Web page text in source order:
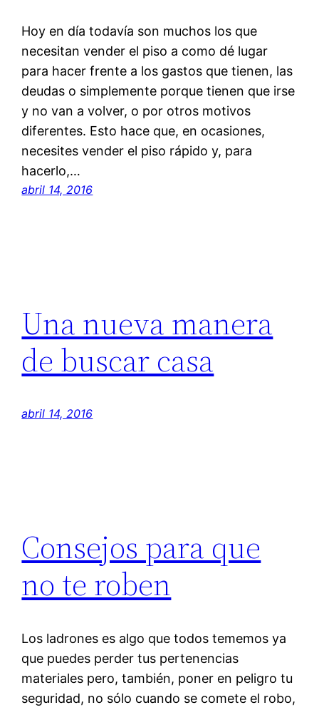
Hoy en día todavía son muchos los que
necesitan vender el piso a como dé lugar
para hacer frente a los gastos que tienen, las
deudas o simplemente porque tienen que irse
y no van a volver, o por otros motivos
diferentes. Esto hace que, en ocasiones,
necesites vender el piso rápido y, para
hacerlo,…
abril 14, 2016
Una nueva manera
de buscar casa
abril 14, 2016
Consejos para que
no te roben
Los ladrones es algo que todos tememos ya
que puedes perder tus pertenencias
materiales pero, también, poner en peligro tu
seguridad, no sólo cuando se comete el robo,